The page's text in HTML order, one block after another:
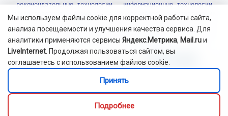
Мы используем файлы cookie для корректной работы сайта,
анализа посещаемости и улучшения качества сервиса. Для
аналитики применяются сервисы Яндекс.Метрика, Mail.ruи
LiveInternet . Продолжая пользоваться сайтом, вы
соглашаетесь с использованием файлов cookie.
Принять
Подробнее
рекомендательные технологии - информационные технологии
предоставления информации на основе сбора, систематизации
и анализа сведений, относящихся к предпочтениям
пользователей сети «Интернет», находящихся на территории
Российской Федерации.Подробнее.
© 2010-2026 Gorsite.ru